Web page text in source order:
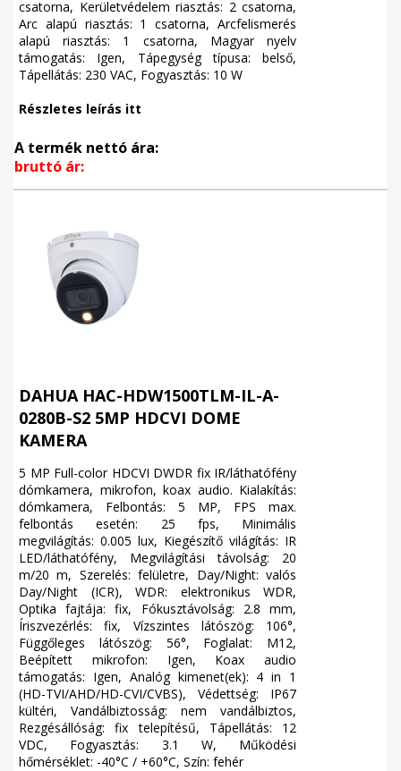
csatorna, Kerületvédelem riasztás: 2 csatorna,
Arc alapú riasztás: 1 csatorna, Arcfelismerés
alapú riasztás: 1 csatorna, Magyar nyelv
támogatás: Igen, Tápegység típusa: belső,
Tápellátás: 230 VAC, Fogyasztás: 10 W
Részletes leírás itt
A termék nettó ára:
bruttó ár:
DAHUA HAC-HDW1500TLM-IL-A-
0280B-S2 5MP HDCVI DOME
KAMERA
5 MP Full-color HDCVI DWDR fix IR/láthatófény
dómkamera, mikrofon, koax audio. Kialakítás:
dómkamera, Felbontás: 5 MP, FPS max.
felbontás esetén: 25 fps, Minimális
megvilágítás: 0.005 lux, Kiegészítő világítás: IR
LED/láthatófény, Megvilágítási távolság: 20
m/20 m, Szerelés: felületre, Day/Night: valós
Day/Night (ICR), WDR: elektronikus WDR,
Optika fajtája: fix, Fókusztávolság: 2.8 mm,
Íriszvezérlés: fix, Vízszintes látószög: 106°,
Függőleges látószög: 56°, Foglalat: M12,
Beépített mikrofon: Igen, Koax audio
támogatás: Igen, Analóg kimenet(ek): 4 in 1
(HD-TVI/AHD/HD-CVI/CVBS), Védettség: IP67
kültéri, Vandálbiztosság: nem vandálbiztos,
Rezgésállóság: fix telepítésű, Tápellátás: 12
VDC, Fogyasztás: 3.1 W, Működési
hőmérséklet: -40°C / +60°C, Szín: fehér